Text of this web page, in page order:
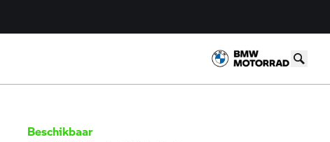
Beschikbaar